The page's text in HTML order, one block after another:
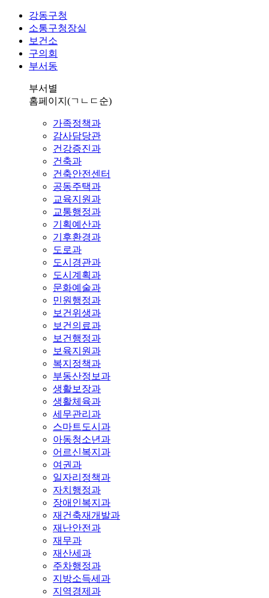
강동구청
소통구청장실
보건소
구의회
부서동
부서별
홈페이지 (ㄱㄴㄷ순)
가족정책과
감사담당관
건강증진과
건축과
건축안전센터
공동주택과
교육지원과
교통행정과
기획예산과
기후환경과
도로과
도시경관과
도시계획과
문화예술과
민원행정과
보건위생과
보건의료과
보건행정과
보육지원과
복지정책과
부동산정보과
생활보장과
생활체육과
세무관리과
스마트도시과
아동청소년과
어르신복지과
여권과
일자리정책과
자치행정과
장애인복지과
재건축재개발과
재난안전과
재무과
재산세과
주차행정과
지방소득세과
지역경제과